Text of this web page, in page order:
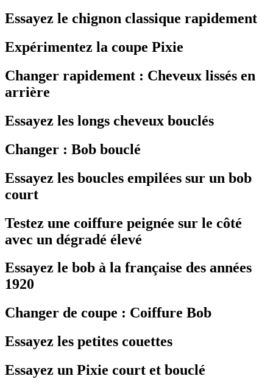
Essayez le chignon classique rapidement
Expérimentez la coupe Pixie
Changer rapidement : Cheveux lissés en
arrière
Essayez les longs cheveux bouclés
Changer : Bob bouclé
Essayez les boucles empilées sur un bob
court
Testez une coiffure peignée sur le côté
avec un dégradé élevé
Essayez le bob à la française des années
1920
Changer de coupe : Coiffure Bob
Essayez les petites couettes
Essayez un Pixie court et bouclé